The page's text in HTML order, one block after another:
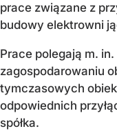
prace związane z
budowy elektrowni
Prace polegają m.
zagospodarowaniu
tymczasowych
odpowiednich
spółka.